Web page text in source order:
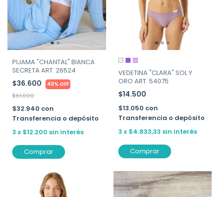
PIJAMA "CHANTAL" BIANCA
SECRETA ART. 26524
$36.600 40% OFF
$61.000
$32.940 con
Transferencia o depósito
3 x $12.200 sin interés
Comprar
VEDETINA "CLARA" SOL Y
ORO ART. 54075
$14.500
$13.050 con
Transferencia o depósito
3 x $4.833,33 sin interés
Comprar